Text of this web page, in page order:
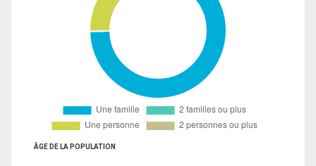
ÂGE DE LA POPULATION